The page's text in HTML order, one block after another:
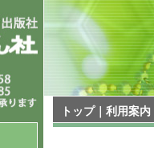
トップ｜ 利用案内